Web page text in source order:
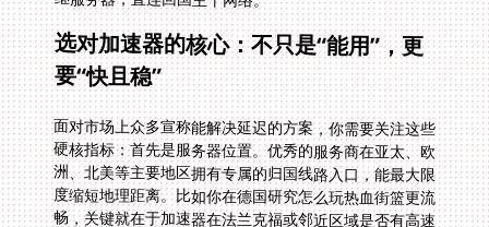
选对加速器的核心：不只是“能用”，更
要“快且稳”
面对市场上众多宣称能解决延迟的方案，你需要关注这些
硬核指标：首先是服务器位置。优秀的服务商在亚太、欧
洲、北美等主要地区拥有专属的归国线路入口，能最大限
度缩短地理距离。比如你在德国研究怎么玩热血街篮更流
畅，关键就在于加速器在法兰克福或邻近区域是否有高速
节点。其次要看其底层是否支持智能流量调度。它能精准
识别并优先保障游戏数据包，同时将网页浏览、文件下载